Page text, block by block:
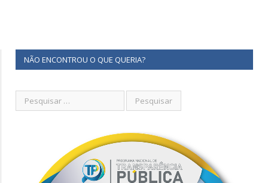
NÃO ENCONTROU O QUE QUERIA?